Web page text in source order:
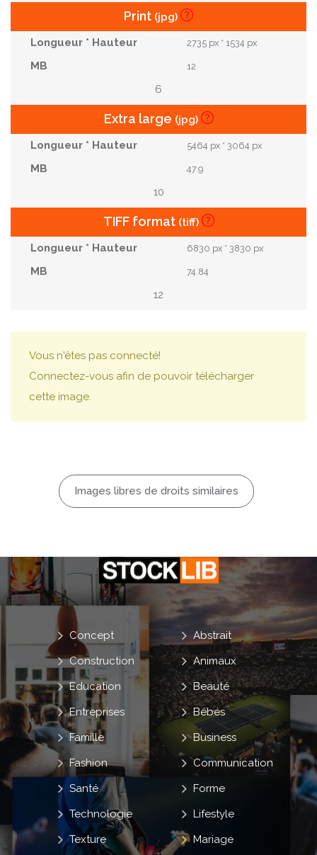
Print (jpg)
2735 px * 1534 px
12
6
Extra large (jpg)
5464 px * 3064 px
47.9
10
TIFF format (tiff)
6830 px * 3830 px
74.84
12
Vous n'êtes pas connecté!
Connectez-vous afin de pouvoir télécharger
cette image.
Images libres de droits similaires
Abstrait
Animaux
Beauté
Bébés
Business
Communication
Concept
Construction
Education
Entreprises
Famille
Fashion
Forme
Lifestyle
Mariage
Santé
Technologie
Texture